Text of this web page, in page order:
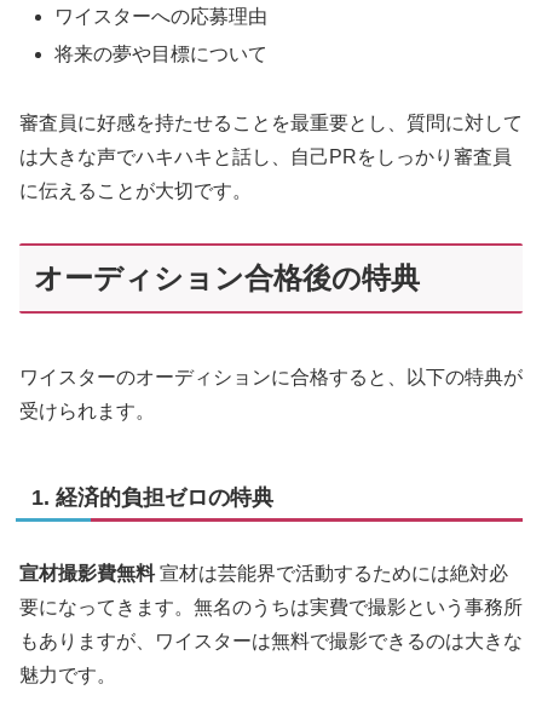
ワイスターへの応募理由
将来の夢や目標について
審査員に好感を持たせることを最重要とし、質問に対して
は大きな声でハキハキと話し、自己PRをしっかり審査員
に伝えることが大切です。
オーディション合格後の特典
ワイスターのオーディションに合格すると、以下の特典が
受けられます。
1. 経済的負担ゼロの特典
宣材撮影費無料宣材は芸能界で活動するためには絶対必
要になってきます。無名のうちは実費で撮影という事務所
もありますが、ワイスターは無料で撮影できるのは大きな
魅力です。